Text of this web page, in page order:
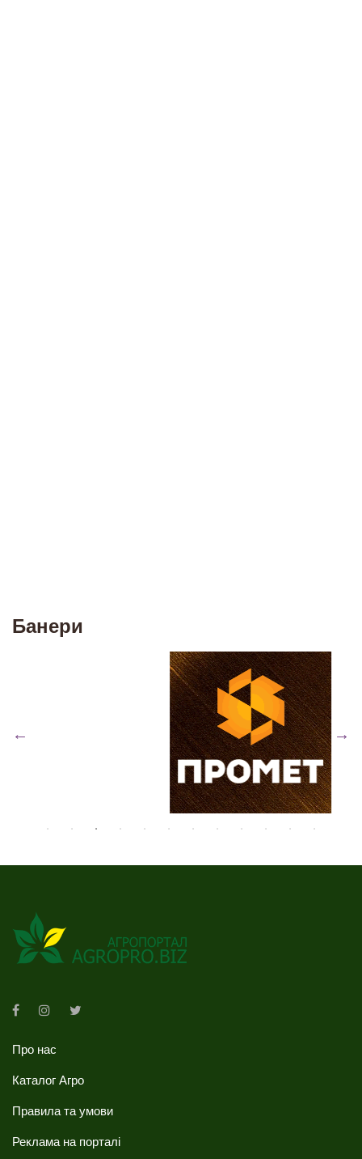
Банери
Про нас
Каталог Агро
Правила та умови
Реклама на порталі